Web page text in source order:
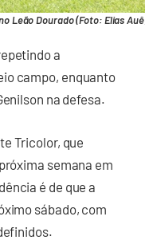
Leão Dourado (Foto: Elias
a
campo, enquanto
na defesa.
Tricolor, que
semana em
é de que a
sábado, com